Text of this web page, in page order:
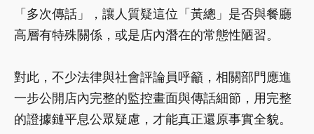
「多次傳話」，讓人質疑這位「黃總」是否與餐廳
高層有特殊關係，或是店內潛在的常態性陋習。
對此，不少法律與社會評論員呼籲，相關部門應進
一步公開店內完整的監控畫面與傳話細節，用完整
的證據鏈平息公眾疑慮，才能真正還原事實全貌。